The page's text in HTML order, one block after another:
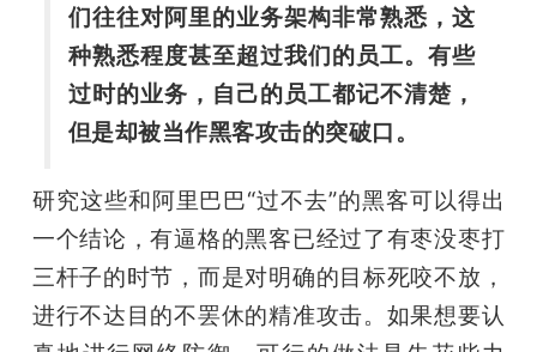
们往往对阿里的业务架构非常熟悉，这
种熟悉程度甚至超过我们的员工。有些
过时的业务，自己的员工都记不清楚，
但是却被当作黑客攻击的突破口。
研究这些和阿里巴巴“过不去”的黑客可以得出
一个结论，有逼格的黑客已经过了有枣没枣打
三杆子的时节，而是对明确的目标死咬不放，
进行不达目的不罢休的精准攻击。如果想要认